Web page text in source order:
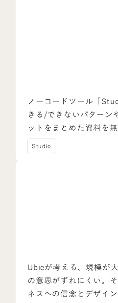
ノーコードツール「
きる/できないパターン
ットをまとめた資料を
Studio
Ubieが考える、規模が
の意思がずれにくい。
ネスへの信念とデザイ